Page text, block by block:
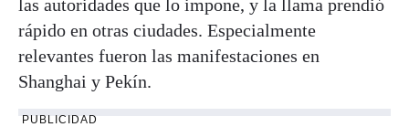
las autoridades que lo impone, y la llama prendió
rápido en otras ciudades. Especialmente
relevantes fueron las manifestaciones en
Shanghai y Pekín.
PUBLICIDAD